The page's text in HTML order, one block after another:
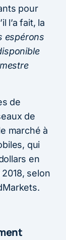
pour
l’a fait, la
espérons
de
de
marché à
qui
en
selon